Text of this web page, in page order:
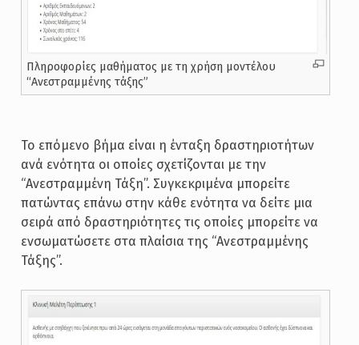
Πληροφορίες μαθήματος με τη χρήση μοντέλου
“Ανεστραμμένης τάξης”
Το επόμενο βήμα είναι η ένταξη δραστηριοτήτων
ανά ενότητα οι οποίες σχετίζονται με την
“Ανεστραμμένη Τάξη”. Συγκεκριμένα μπορείτε
πατώντας επάνω στην κάθε ενότητα να δείτε μια
σειρά από δραστηριότητες τις οποίες μπορείτε να
ενσωματώσετε στα πλαίσια της “Ανεστραμμένης
Τάξης”.